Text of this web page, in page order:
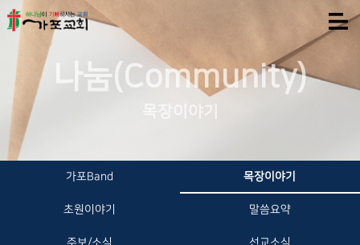
나눔(Community)
목장이야기
가포Band 목장이야기
초원이야기 말씀요약